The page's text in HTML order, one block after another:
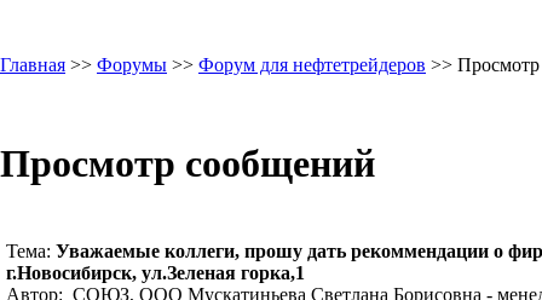
Главная >> Форумы >> Форум для нефтетрейдеров >>
Просмотр сообщений
Тема: Уважаемые коллеги, прошу дать рекоммендации о
г.Новосибирск, ул.Зеленая горка,1
Автор: СОЮЗ, ООО Мускатиньева Светлана Борисовна -